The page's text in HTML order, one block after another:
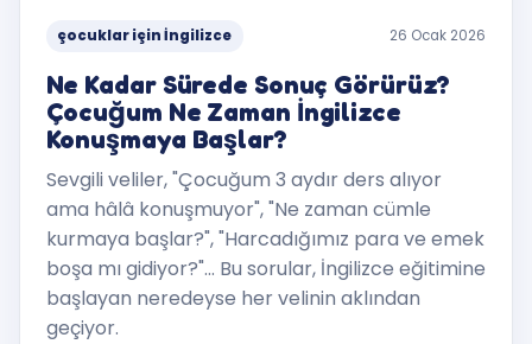
çocuklar için İngilizce 26 Ocak 2026
Ne Kadar Sürede Sonuç Görürüz?
Çocuğum Ne Zaman İngilizce
Konuşmaya Başlar?
Sevgili veliler, "Çocuğum 3 aydır ders alıyor
ama hâlâ konuşmuyor", "Ne zaman cümle
kurmaya başlar?", "Harcadığımız para ve emek
boşa mı gidiyor?"... Bu sorular, İngilizce eğitimine
başlayan neredeyse her velinin aklından
geçiyor.